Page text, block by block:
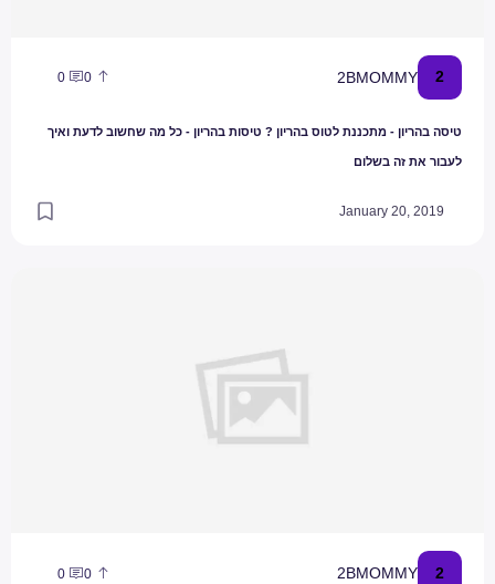
2
2BMOMMY
0
0
טיסה בהריון - מתכננת לטוס בהריון ? טיסות בהריון - כל מה שחשוב לדעת ואיך
לעבור את זה בשלום
January 20, 2019
2
2BMOMMY
0
0